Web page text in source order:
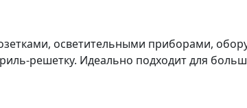
осветительными приборами,
решетку. Идеально подходит для